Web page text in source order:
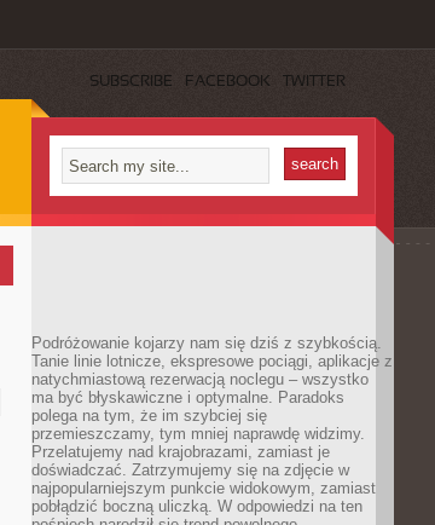
SUBSCRIBE FACEBOOK TWITTER
Podróżowanie kojarzy nam się dziś z szybkością.
Tanie linie lotnicze, ekspresowe pociągi, aplikacje z
natychmiastową rezerwacją noclegu – wszystko
ma być błyskawiczne i optymalne. Paradoks
polega na tym, że im szybciej się
przemieszczamy, tym mniej naprawdę widzimy.
Przelatujemy nad krajobrazami, zamiast je
doświadczać. Zatrzymujemy się na zdjęcie w
najpopularniejszym punkcie widokowym, zamiast
pobłądzić boczną uliczką. W odpowiedzi na ten